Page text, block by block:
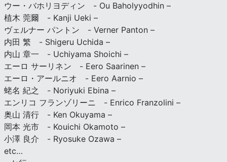
ウー・バホリヨディン - Ou Baholyyodhin –
植木 莞爾 - Kanji Ueki –
ヴェルナー パントン - Verner Panton –
内田 繁 - Shigeru Uchida –
内山 章一 - Uchiyama Shoichi –
エーロ サーリネン - Eero Saarinen –
エーロ・アールニオ - Eero Aarnio –
蛯名 紀之 - Noriyuki Ebina –
エンリコ フランゾリーニ - Enrico Franzolini –
奥山 清行 - Ken Okuyama –
岡本 光市 - Kouichi Okamoto –
小澤 良介 - Ryosuke Ozawa –
etc…